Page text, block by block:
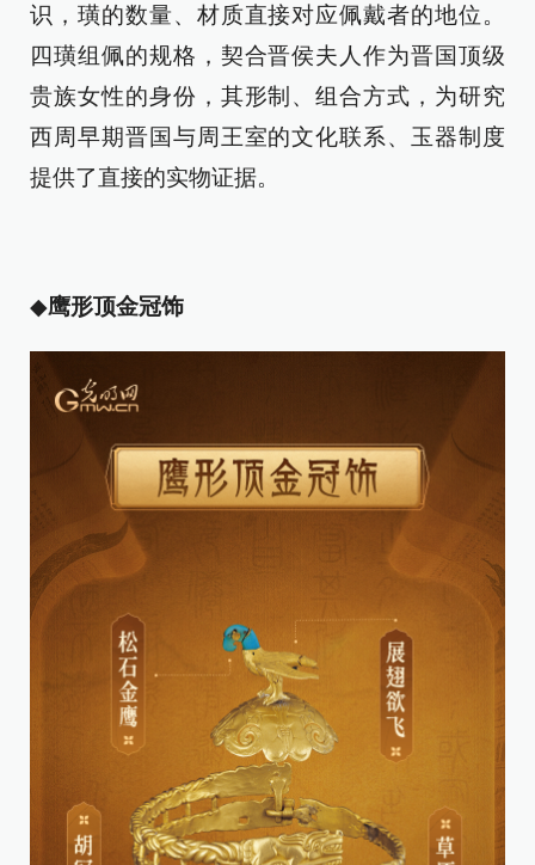
识，璜的数量、材质直接对应佩戴者的地位。
四璜组佩的规格，契合晋侯夫人作为晋国顶级
贵族女性的身份，其形制、组合方式，为研究
西周早期晋国与周王室的文化联系、玉器制度
提供了直接的实物证据。
◆鹰形顶金冠饰